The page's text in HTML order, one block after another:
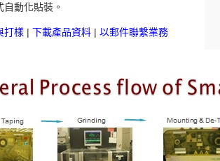
動化貼裝。
打樣 |下載產品資料 |以郵件聯繫業務